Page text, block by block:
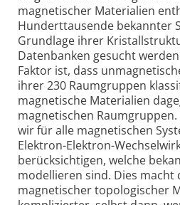
magnetischer Materialien
Hundert­tausende bekannter
Grundlage ihrer
Datenbanken gesucht
Faktor ist, dass
ihrer 230 Raumgruppen
magnetische Materialien
magnetischen
wir für alle magnetischen
Elektron-Elektron-
berücksichtigen, welche
modellieren sind. Dies macht
magnet­ischer topologischer